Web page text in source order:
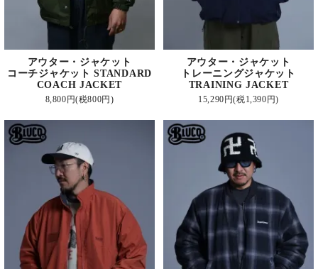
アウター・ジャケット
コーチジャケット STANDARD
COACH JACKET
8,800円(税800円)
アウター・ジャケット
トレーニングジャケット
TRAINING JACKET
15,290円(税1,390円)